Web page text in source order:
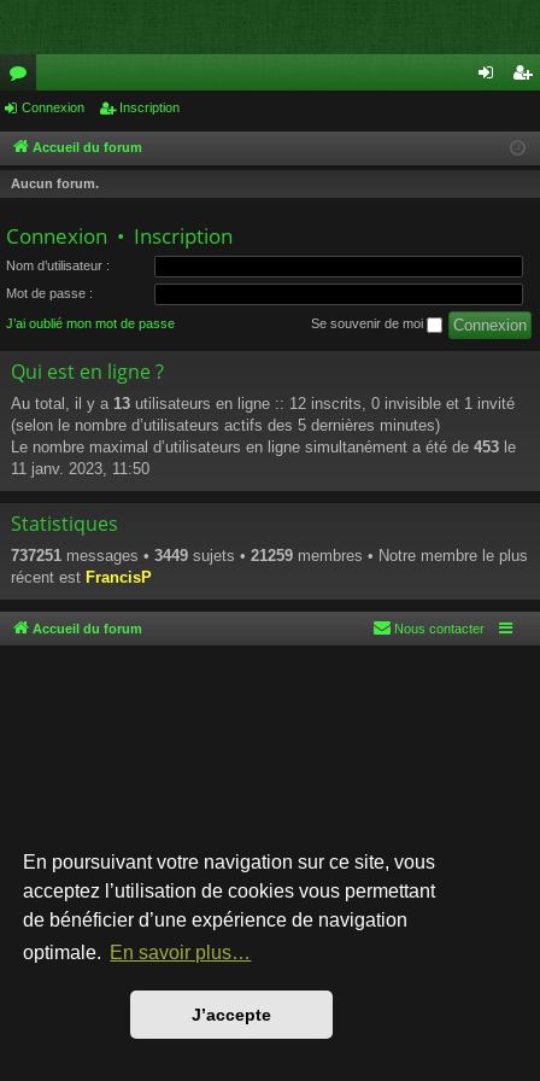
En poursuivant votre navigation sur ce site, vous
acceptez l’utilisation de cookies vous permettant
de bénéficier d’une expérience de navigation
optimale. En savoir plus…
J’accepte
or
u
m
cri
Connexion Inscription
Accueil du forum
Aucun forum.
Connexion • Inscription
Nom d’utilisateur :
Mot de passe :
J’ai oublié mon mot de passe Se souvenir de moi
Qui est en ligne ?
Au total, il y a 13 utilisateurs en ligne :: 12 inscrits, 0 invisible et 1 invité
(selon le nombre d’utilisateurs actifs des 5 dernières minutes)
Le nombre maximal d’utilisateurs en ligne simultanément a été de 453 le
11 janv. 2023, 11:50
Statistiques
737251 messages • 3449 sujets • 21259 membres • Notre membre le plus
récent est FrancisP
Accueil du forum Nous contacter
Développé parphpBB® Forum Software © phpBB Limited
Style par
Traduction française officielle